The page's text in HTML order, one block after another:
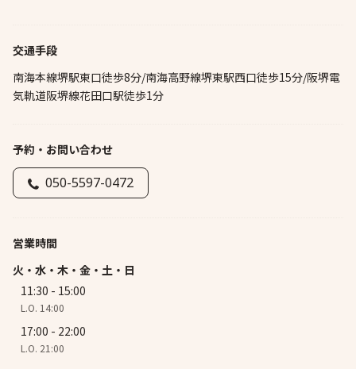
交通手段
南海本線堺駅東口徒歩8分/南海高野線堺東駅西口徒歩15分/阪堺電
気軌道阪堺線花田口駅徒歩1分
予約・お問い合わせ
050-5597-0472
営業時間
火・水・木・金・土・日
11:30 - 15:00
L.O. 14:00
17:00 - 22:00
L.O. 21:00